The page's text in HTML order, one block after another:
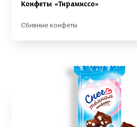
Конфеты «Тирамиссо»
Сбивные конфеты